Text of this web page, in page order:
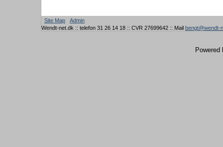
Site Map
Admin
Wendt-net.dk :: telefon 31 26 14 18 :: CVR 27699642 :: Mail bengt@wendt-